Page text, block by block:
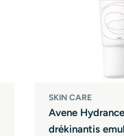
SKIN CARE
Avene
drėkinantis